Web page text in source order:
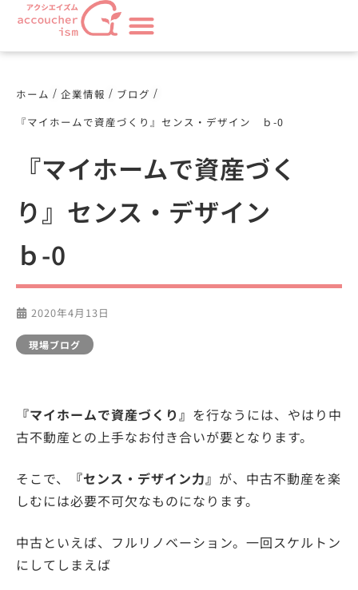
ホーム / 企業情報 / ブログ /
『マイホームで資産づくり』センス・デザイン ｂ-0
『マイホームで資産づく
り』センス・デザイン
ｂ-0
2020年4月13日
現場ブログ
『マイホームで資産づくり』 を行なうには、やはり中
古不動産との上手なお付き合いが要となります。
そこで、 『センス・デザイン力』 が、中古不動産を楽
しむには必要不可欠なものになります。
中古といえば、フルリノベーション。一回スケルトン
にしてしまえば